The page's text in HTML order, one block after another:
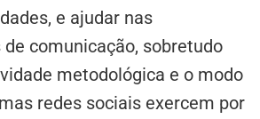
e ajudar nas
comunicação, sobretudo
metodológica e o modo
redes sociais exercem por